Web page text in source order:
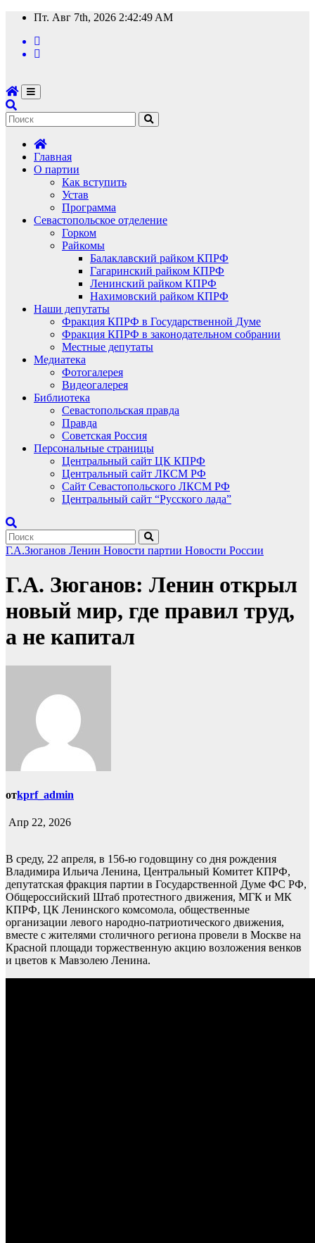
Перейти
содержимому
Пт. Авг 7th, 2026 2:42:49 AM
Главная
О партии
Как вступить
Устав
Программа
Севастопольское отделение
Горком
Райкомы
Балаклавский райком КПРФ
Гагаринский райком КПРФ
Ленинский райком КПРФ
Нахимовский райком КПРФ
Наши депутаты
Фракция КПРФ в Государственной Думе
Фракция КПРФ в законодательном собрании
Местные депутаты
Медиатека
Фотогалерея
Видеогалерея
Библиотека
Севастопольская правда
Правда
Советская Россия
Персональные страницы
Центральный сайт ЦК КПРФ
Центральный сайт ЛКСМ РФ
Сайт Севастопольского ЛКСМ РФ
Центральный сайт “Русского лада”
Г.А.Зюганов Ленин Новости партии Новости России
Г.А. Зюганов: Ленин открыл
новый мир, где правил труд,
а не капитал
отkprf_admin
Апр 22, 2026
В среду, 22 апреля, в 156-ю годовщину со дня рождения
Владимира Ильича Ленина, Центральный Комитет КПРФ,
депутатская фракция партии в Государственной Думе ФС РФ,
Общероссийский Штаб протестного движения, МГК и МК
КПРФ, ЦК Ленинского комсомола, общественные
организации левого народно-патриотического движения,
вместе с жителями столичного региона провели в Москве на
Красной площади торжественную акцию возложения венков
и цветов к Мавзолею Ленина.